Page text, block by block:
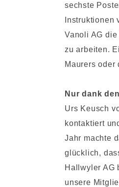
sechste
Instruktionen
Vanoli AG
zu arbeiten.
Maurers oder
Nur dank
Urs Keusch
kontaktiert
Jahr machte
glücklich,
Hallwyler AG
unsere